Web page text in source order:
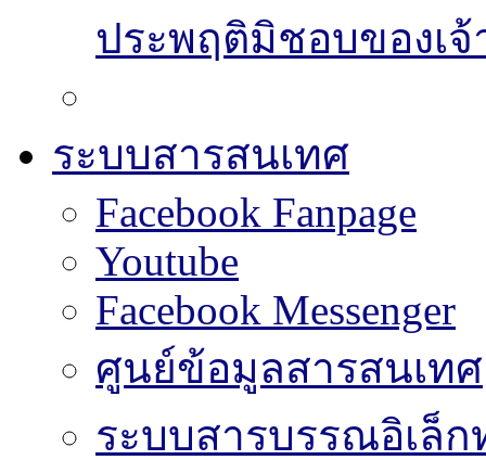
ประพฤติมิชอบของเ
ระบบสารสนเทศ
Facebook Fanpage
Youtube
Facebook Messenger
ศูนย์ข้อมูลสารสนเทศ
ระบบสารบรรณอิเล็